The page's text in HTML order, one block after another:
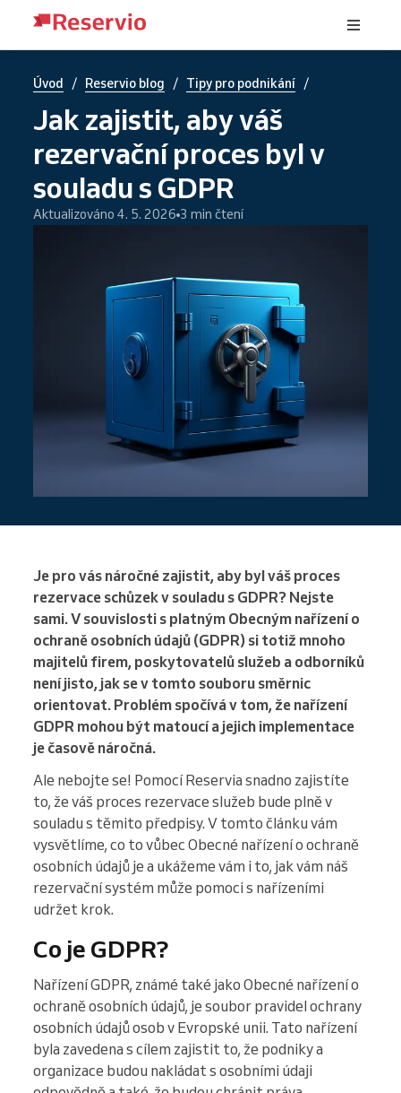
Úvod / Reservio blog / Tipy pro podnikání /
Jak zajistit, aby váš
rezervační proces byl v
souladu s GDPR
Aktualizováno 4. 5. 2026 3 min čtení
Je pro vás náročné zajistit, aby byl váš proces
rezervace schůzek v souladu s GDPR? Nejste
sami. V souvislosti s platným Obecným nařízení o
ochraně osobních údajů (GDPR) si totiž mnoho
majitelů firem, poskytovatelů služeb a odborníků
není jisto, jak se v tomto souboru směrnic
orientovat. Problém spočívá v tom, že nařízení
GDPR mohou být matoucí a jejich implementace
je časově náročná.
Ale nebojte se! Pomocí Reservia snadno zajistíte
to, že váš proces rezervace služeb bude plně v
souladu s těmito předpisy. V tomto článku vám
vysvětlíme, co to vůbec Obecné nařízení o ochraně
osobních údajů je a ukážeme vám i to, jak vám náš
rezervační systém může pomoci s nařízeními
udržet krok.
Co je GDPR?
Nařízení GDPR, známé také jako Obecné nařízení o
ochraně osobních údajů, je soubor pravidel ochrany
osobních údajů osob v Evropské unii. Tato nařízení
byla zavedena s cílem zajistit to, že podniky a
organizace budou nakládat s osobními údaji